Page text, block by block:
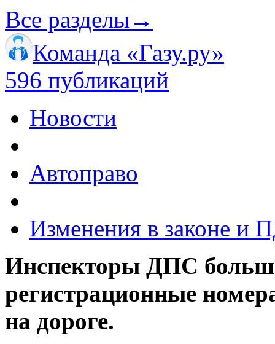
Все разделы→
Команда «Газу.ру»
596 публикаций
Новости
Автоправо
Изменения в законе и
Инспекторы ДПС
регистрационные
на дороге.